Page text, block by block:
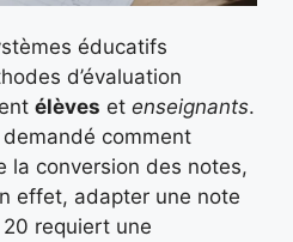
éducatifs
d’évaluation
élèves et enseignants.
comment
la conversion des notes,
effet, adapter une note
requiert une